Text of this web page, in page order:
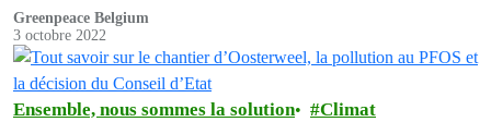
soutien mensuel.
Greenpeace Belgium
3 octobre 2022
Ensemble, nous sommes la solution Climat